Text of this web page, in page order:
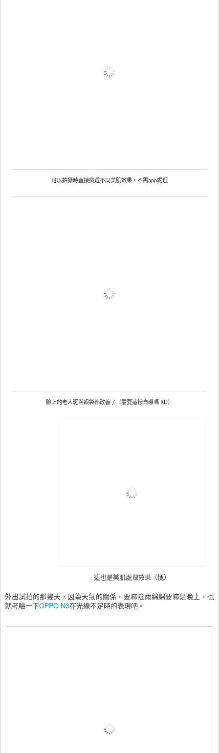
可以拍攝時直接挑選不同美肌效果，不需app處理
臉上的老人斑與眼袋都改善了（需要這樣自曝嗎 XD）
這也是美肌處理效果（愧）
外出試拍的那幾天，因為天氣的關係，要嘛陰雨綿綿要嘛是晚上，也
就考驗一下OPPO N3在光線不足時的表現吧。